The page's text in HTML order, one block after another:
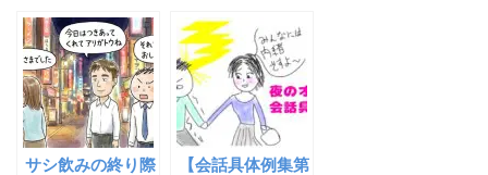
を成功させるの
か？
える方法
サシ飲みの終り際
【会話具体例集第